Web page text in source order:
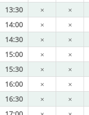
13:30
× ×
14:00
× ×
14:30
× ×
15:00
× ×
15:30
× ×
16:00
× ×
16:30
× ×